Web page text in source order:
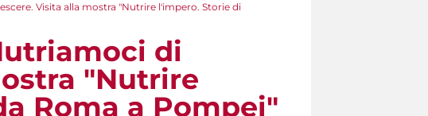
Visita alla mostra "Nutrire l'impero. Storie di
di
"Nutrire
Roma a Pompei"